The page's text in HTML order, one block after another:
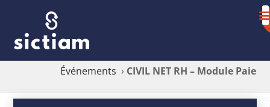
Événements › CIVIL NET RH – Module Paie